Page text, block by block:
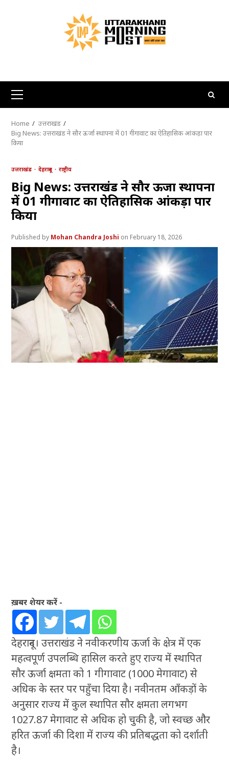
Primary
Menu
Home
उत्तराखंड
Big News: उत्तराखंड ने सौर ऊर्जा स्थापना में 01 गीगावाट का ऐतिहासिक आंकड़ा पार
किया
उत्तराखंड देहरादून राष्ट्रीय
Big News: उत्तराखंड ने सौर ऊर्जा स्थापना
में 01 गीगावाट का ऐतिहासिक आंकड़ा पार
किया
Mohan Chandra Joshi February 18, 2026
ख़बर शेयर करें -
देहरादून। उत्तराखंड ने नवीकरणीय ऊर्जा के क्षेत्र में एक
महत्वपूर्ण उपलब्धि हासिल करते हुए राज्य में स्थापित
सौर ऊर्जा क्षमता को 1 गीगावाट (1000 मेगावाट) से
अधिक के स्तर पर पहुँचा दिया है। नवीनतम आँकड़ों के
अनुसार राज्य में कुल स्थापित सौर क्षमता लगभग
1027.87 मेगावाट से अधिक हो चुकी है, जो स्वच्छ और
हरित ऊर्जा की दिशा में राज्य की प्रतिबद्धता को दर्शाती
है।